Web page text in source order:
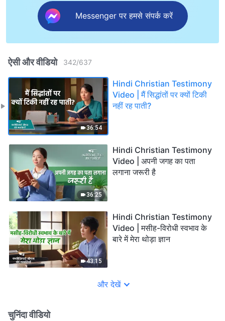
Messenger पर हमसे संपर्क करें
ऐसी और वीडियो 342/637
36:54
Hindi Christian Testimony
Video | मैं सिद्धांतों पर क्यों टिकी
नहीं रह पाती?
36:25
Hindi Christian Testimony
Video | अपनी जगह का पता
लगाना जरूरी है
43:15
Hindi Christian Testimony
Video | मसीह-विरोधी स्वभाव के
बारे में मेरा थोड़ा ज्ञान
और देखें
चुनिंदा वीडियो